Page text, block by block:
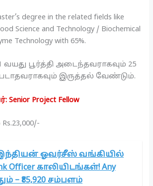
degree in the related fields like
Science and Technology / Biochemical
Technology with 65%.
வயது பூர்த்தி அடைந்தவராகவும் 25
இருத்தல் வேண்டும்.
Project Fellow
ஓவர்சீஸ் வங்கியில்
Officer காலியிடங்கள்! Any
– ₹85,920 சம்பளம்